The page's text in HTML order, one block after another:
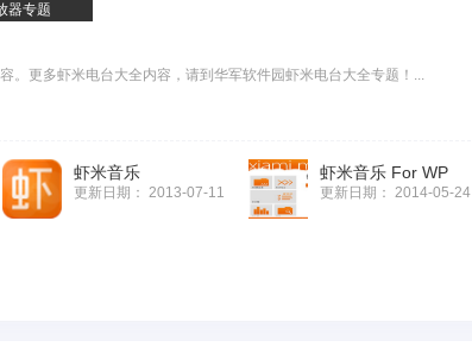
器专题
。更多虾米电台大全内容，请到华军软件园虾米电台大全专题！...
虾米音乐
更新日期： 2013-07-11
虾米音乐 For WP
更新日期： 2014-05-24